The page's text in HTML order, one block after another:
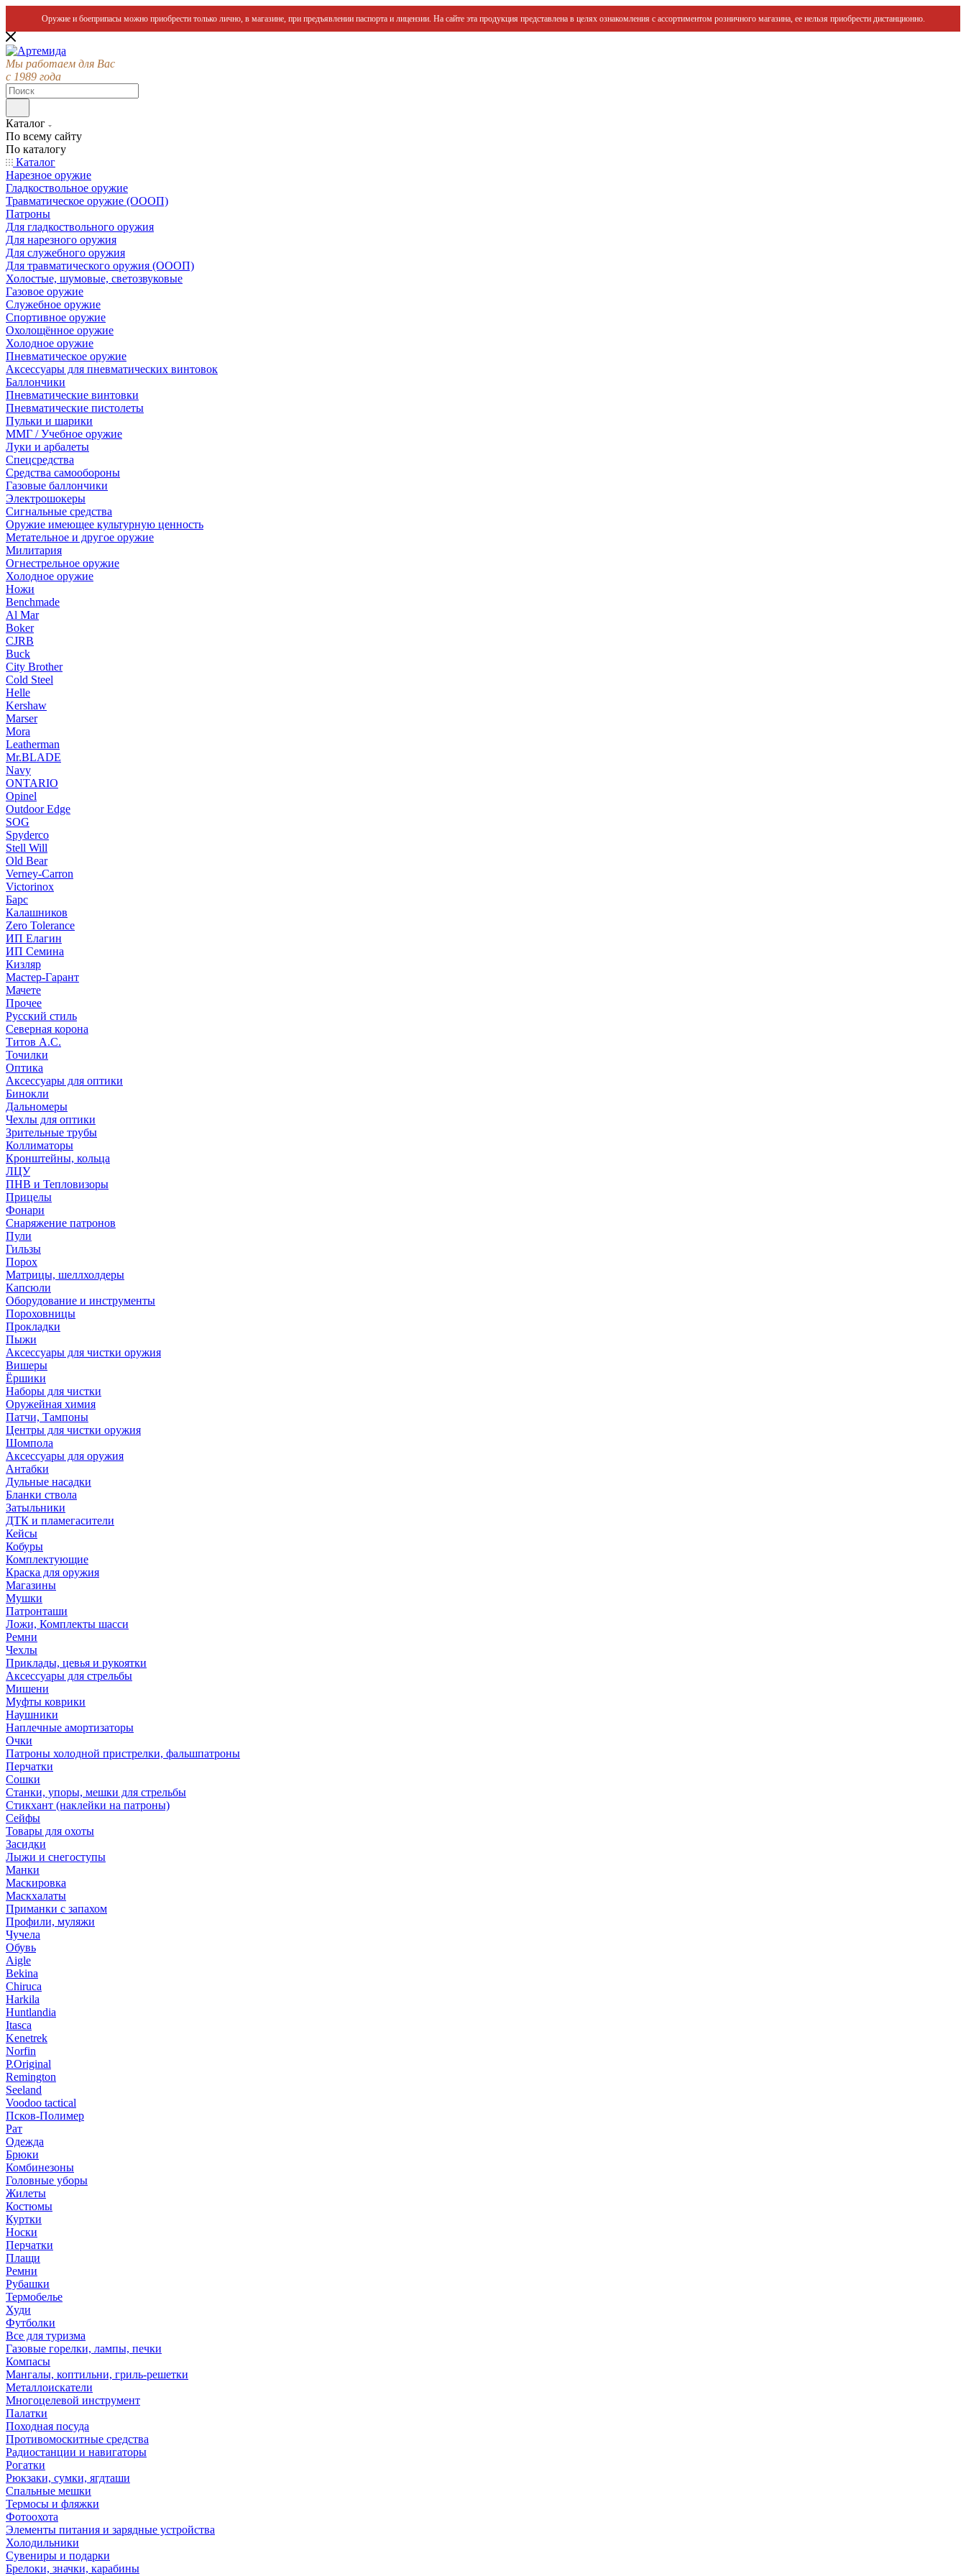
Оружие и боеприпасы можно приобрести только лично, в магазине, при предъявлении паспорта и лицензии. На сайте эта продукция представлена в целях ознакомления с ассортиментом розничного магазина, ее нельзя приобрести дистанционно.
Мы работаем для Вас
с 1989 года
Каталог
По всему сайту
По каталогу
Каталог
Нарезное оружие
Гладкоствольное оружие
Травматическое оружие (ОООП)
Патроны
Для гладкоствольного оружия
Для нарезного оружия
Для служебного оружия
Для травматического оружия (ОООП)
Холостые, шумовые, светозвуковые
Газовое оружие
Служебное оружие
Спортивное оружие
Охолощённое оружие
Холодное оружие
Пневматическое оружие
Аксессуары для пневматических винтовок
Баллончики
Пневматические винтовки
Пневматические пистолеты
Пульки и шарики
ММГ / Учебное оружие
Луки и арбалеты
Спецсредства
Средства самообороны
Газовые баллончики
Электрошокеры
Сигнальные средства
Оружие имеющее культурную ценность
Метательное и другое оружие
Милитария
Огнестрельное оружие
Холодное оружие
Ножи
Benchmade
Al Mar
Boker
CJRB
Buck
City Brother
Cold Steel
Helle
Kershaw
Marser
Mora
Leatherman
Mr.BLADE
Navy
ONTARIO
Opinel
Outdoor Edge
SOG
Spyderco
Stell Will
Old Bear
Verney-Carron
Victorinox
Барс
Калашников
Zero Tolerance
ИП Елагин
ИП Семина
Кизляр
Мастер-Гарант
Мачете
Прочее
Русский стиль
Северная корона
Титов А.С.
Точилки
Оптика
Аксессуары для оптики
Бинокли
Дальномеры
Чехлы для оптики
Зрительные трубы
Коллиматоры
Кронштейны, кольца
ЛЦУ
ПНВ и Тепловизоры
Прицелы
Фонари
Снаряжение патронов
Пули
Гильзы
Порох
Матрицы, шеллхолдеры
Капсюли
Оборудование и инструменты
Пороховницы
Прокладки
Пыжи
Аксессуары для чистки оружия
Вишеры
Ёршики
Наборы для чистки
Оружейная химия
Патчи, Тампоны
Центры для чистки оружия
Шомпола
Аксессуары для оружия
Антабки
Дульные насадки
Бланки ствола
Затыльники
ДТК и пламегасители
Кейсы
Кобуры
Комплектующие
Краска для оружия
Магазины
Мушки
Патронташи
Ложи, Комплекты шасси
Ремни
Чехлы
Приклады, цевья и рукоятки
Аксессуары для стрельбы
Мишени
Муфты коврики
Наушники
Наплечные амортизаторы
Очки
Патроны холодной пристрелки, фальшпатроны
Перчатки
Сошки
Станки, упоры, мешки для стрельбы
Стикхант (наклейки на патроны)
Сейфы
Товары для охоты
Засидки
Лыжи и снегоступы
Манки
Маскировка
Маскхалаты
Приманки с запахом
Профили, муляжи
Чучела
Обувь
Aigle
Bekina
Chiruсa
Harkila
Huntlandia
Itasca
Kenetrek
Norfin
P.Original
Remington
Seeland
Voodoo tactical
Псков-Полимер
Рат
Одежда
Брюки
Комбинезоны
Головные уборы
Жилеты
Костюмы
Куртки
Носки
Перчатки
Плащи
Ремни
Рубашки
Термобелье
Худи
Футболки
Все для туризма
Газовые горелки, лампы, печки
Компасы
Мангалы, коптильни, гриль-решетки
Металлоискатели
Многоцелевой инструмент
Палатки
Походная посуда
Противомоскитные средства
Радиостанции и навигаторы
Рогатки
Рюкзаки, сумки, ягдташи
Спальные мешки
Термосы и фляжки
Фотоохота
Элементы питания и зарядные устройства
Холодильники
Сувениры и подарки
Брелоки, значки, карабины